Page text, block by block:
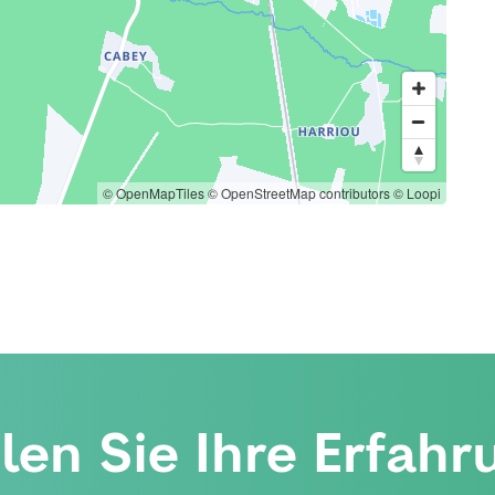
© OpenMapTiles© OpenStreetMap contributors© Loopi
Sie Ihre